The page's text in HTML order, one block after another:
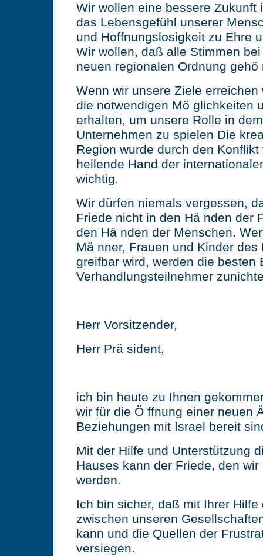
Wir wollen eine bessere Zukunft
das Lebensgefühl unserer
und Hoffnungslosigkeit zu Ehre
Wir wollen, daß alle Stimmen
neuen regionalen Ordnung gehö
Wenn wir unsere Ziele
die notwendigen Mö glichkeiten
erhalten, um unsere Rolle in
Unternehmen zu spielen Die
Region wurde durch den
heilende Hand der
wichtig.
Wir dürfen niemals vergessen,
Friede nicht in den Hä nden der
den Hä nden der Menschen.
Mä nner, Frauen und Kinder
greifbar wird, werden die besten
Verhandlungsteilnehmer
Herr Vorsitzender,
Herr Prä sident,
ich bin heute zu Ihnen
wir für die Ö ffnung einer neuen
Beziehungen mit Israel bereit
Mit der Hilfe und Unterstützung
Hauses kann der Friede, den
werden.
Ich bin sicher, daß mit Ihrer
zwischen unseren
kann und die Quellen der
versiegen.